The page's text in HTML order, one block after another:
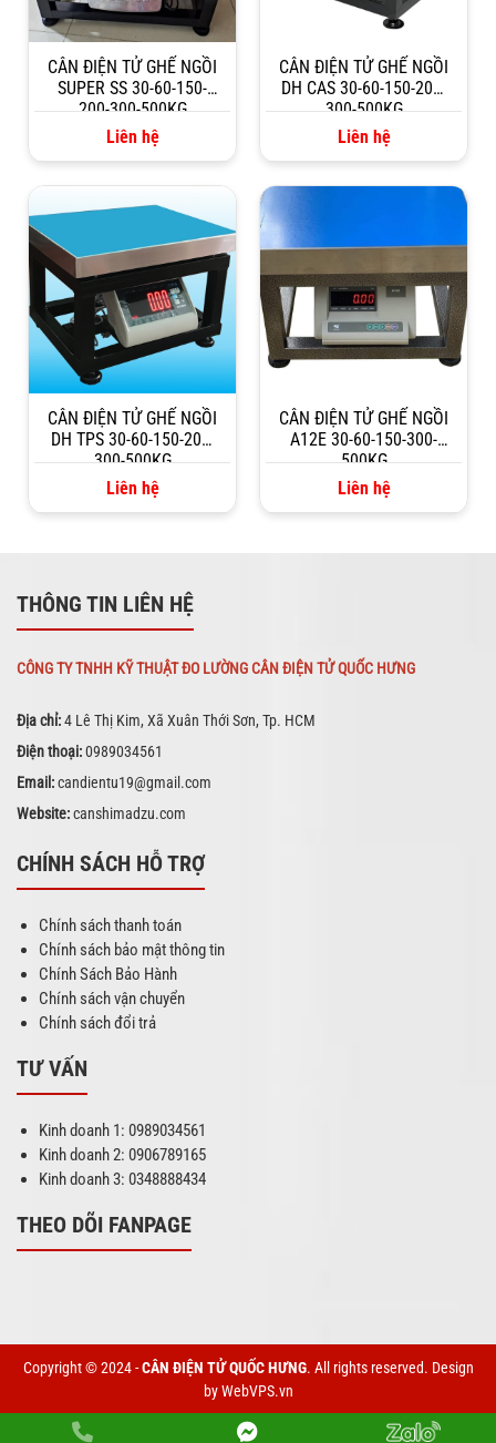
CÂN ĐIỆN TỬ GHẾ NGỒI
SUPER SS 30-60-150-
200-300-500KG
Liên hệ
CÂN ĐIỆN TỬ GHẾ NGỒI
DH CAS 30-60-150-200-
300-500KG
Liên hệ
CÂN ĐIỆN TỬ GHẾ NGỒI
DH TPS 30-60-150-200-
300-500KG
Liên hệ
CÂN ĐIỆN TỬ GHẾ NGỒI
A12E 30-60-150-300-
500KG
Liên hệ
THÔNG TIN LIÊN HỆ
CÔNG TY TNHH KỸ THUẬT ĐO LƯỜNG CÂN ĐIỆN TỬ QUỐC HƯNG
Địa chỉ:4 Lê Thị Kim, Xã Xuân Thới Sơn, Tp. HCM
Điện thoại:0989034561
Email:candientu19@gmail.com
Website:canshimadzu.com
CHÍNH SÁCH HỖ TRỢ
Chính sách thanh toán
Chính sách bảo mật thông tin
Chính Sách Bảo Hành
Chính sách vận chuyển
Chính sách đổi trả
TƯ VẤN
Kinh doanh 1: 0989034561
Kinh doanh 2: 0906789165
Kinh doanh 3: 0348888434
THEO DÕI FANPAGE
Copyright © 2024 -CÂN ĐIỆN TỬ QUỐC HƯNG. All rights reserved. Design
by WebVPS.vn